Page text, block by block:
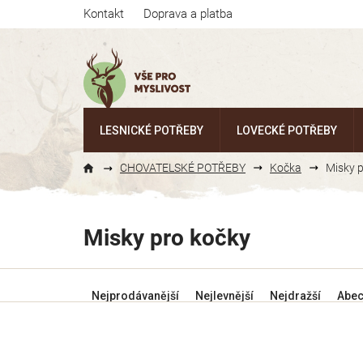
Kontakt Doprava a platba
LESNICKÉ POTŘEBY LOVECKÉ POTŘEBY
CHOVATELSKÉ POTŘEBY Kočka Misky
Misky pro kočky
aNejprodávanější Nejlevnější Nejdražší